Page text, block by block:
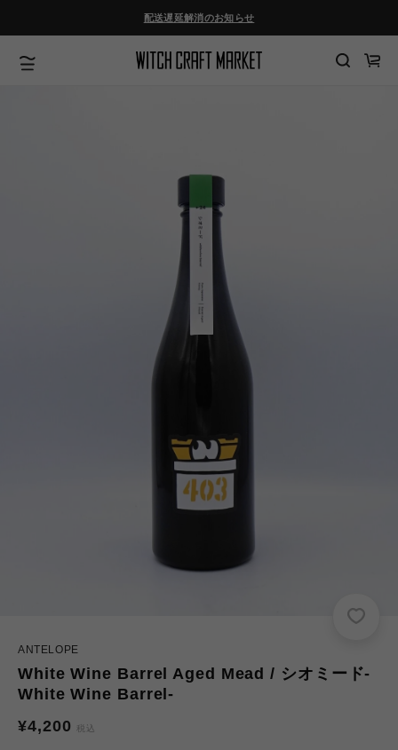
進
む
配送遅延解消のお知らせ
カ
ANTELOPE
White Wine Barrel Aged Mead / シオミード-
White Wine Barrel-
通
¥4,200 税込